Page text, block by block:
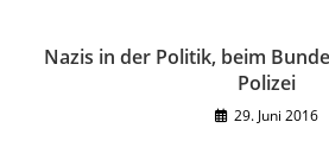
Nazis in der Politik, beim
Polizei
29. Juni 2016